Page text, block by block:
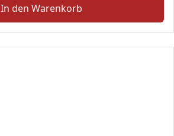
In den Warenkorb